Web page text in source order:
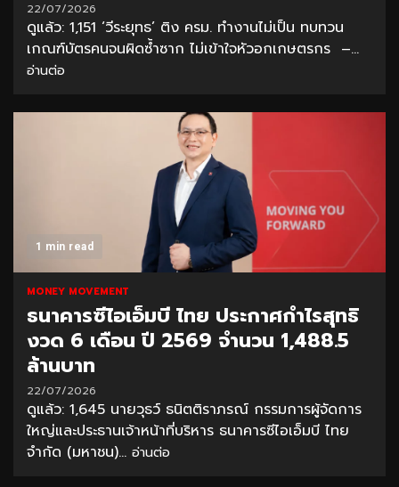
22/07/2026
ดูแล้ว: 1,151 ‘วีระยุทธ’ ติง ครม. ทำงานไม่เป็น ทบทวน
เกณฑ์บัตรคนจนผิดซ้ำซาก ไม่เข้าใจหัวอกเกษตรกร –...
อ่านต่อ
1 min read
MONEY MOVEMENT
ธนาคารซีไอเอ็มบี ไทย ประกาศกำไรสุทธิ
งวด 6 เดือน ปี 2569 จำนวน 1,488.5
ล้านบาท
22/07/2026
ดูแล้ว: 1,645 นายวุธว์ ธนิตติราภรณ์ กรรมการผู้จัดการ
ใหญ่และประธานเจ้าหน้าที่บริหาร ธนาคารซีไอเอ็มบี ไทย
จำกัด (มหาชน)... อ่านต่อ